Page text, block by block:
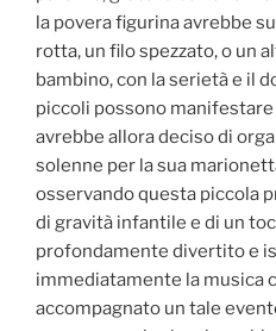
la povera figurina avrebbe
rotta, un filo spezzato, o un
bambino, con la serietà e il
piccoli possono
avrebbe allora deciso di
solenne per la sua
osservando questa piccola
di gravità infantile e di un
profondamente divertito e
immediatamente la musica
accompagnato un tale